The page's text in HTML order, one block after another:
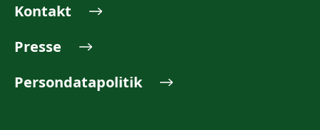
Kontakt
Presse
Persondatapolitik